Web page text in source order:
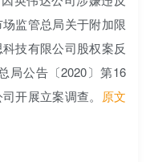
监管总局关于附加限
技有限公司股权案反
局公告〔2020〕第16
开展立案调查。
原文